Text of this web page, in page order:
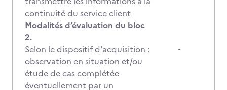
continuité du service client
Modalités d’évaluation du bloc
2.
Selon le dispositif d'acquisition :
observation en situation et/ou
étude de cas complétée
éventuellement par un
-